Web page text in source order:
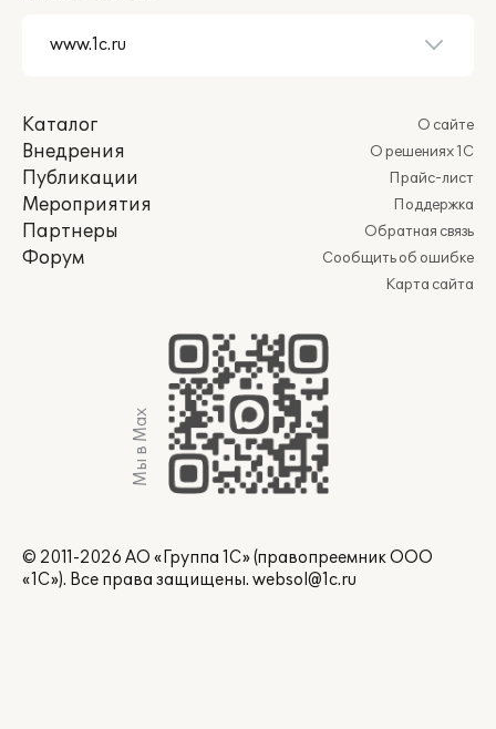
Каталог
Внедрения
Публикации
Мероприятия
Партнеры
Форум
О сайте
О решениях 1С
Прайс-лист
Поддержка
Обратная связь
Сообщить об ошибке
Карта сайта
Мы в Max
© 2011-2026 АО «Группа 1С» (правопреемник ООО
«1С»). Все права защищены. websol@1c.ru